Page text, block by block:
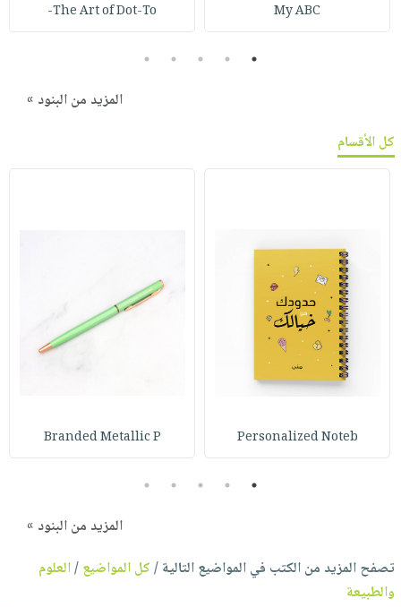
My ABC
The Art of Dot-To-
1
2
3
4
5
المزيد من البنود »
كل الأقسام
Personalized Noteb
Branded Metallic P
1
2
3
4
5
المزيد من البنود »
تصفح المزيد من الكتب في المواضيع التالية /كل المواضيع/العلوم
والطبيعة